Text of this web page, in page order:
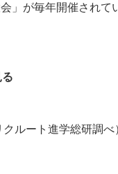
」が毎年開催され
ルート進学総研調べ